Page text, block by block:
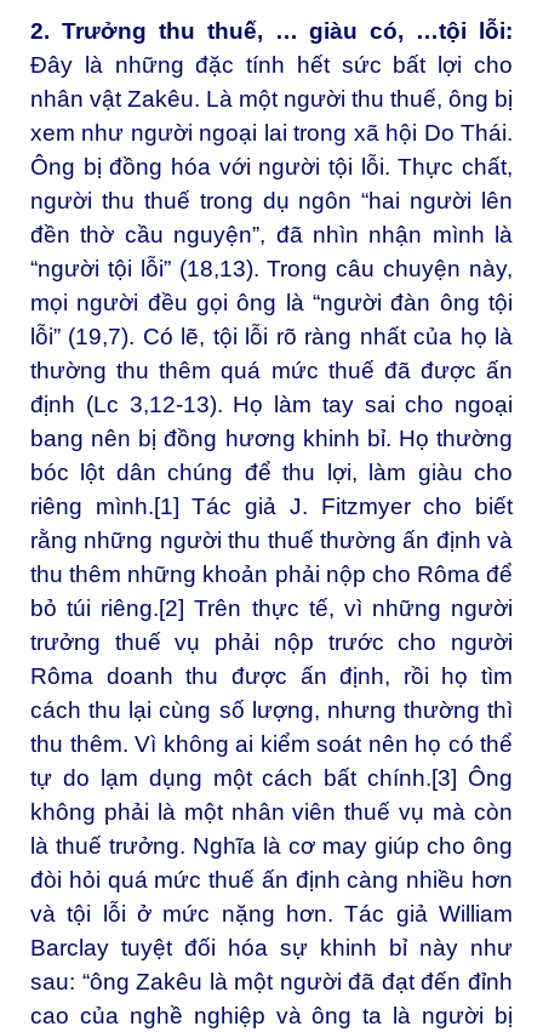
2. Trưởng thu thuế, … giàu có, …tội lỗi:
Đây là những đặc tính hết sức bất lợi cho
nhân vật Zakêu. Là một người thu thuế, ông bị
xem như người ngoại lai trong xã hội Do Thái.
Ông bị đồng hóa với người tội lỗi. Thực chất,
người thu thuế trong dụ ngôn “hai người lên
đền thờ cầu nguyện”, đã nhìn nhận mình là
“người tội lỗi” (18,13). Trong câu chuyện này,
mọi người đều gọi ông là “người đàn ông tội
lỗi” (19,7). Có lẽ, tội lỗi rõ ràng nhất của họ là
thường thu thêm quá mức thuế đã được ấn
định (Lc 3,12-13). Họ làm tay sai cho ngoại
bang nên bị đồng hương khinh bỉ. Họ thường
bóc lột dân chúng để thu lợi, làm giàu cho
riêng mình.[1] Tác giả J. Fitzmyer cho biết
rằng những người thu thuế thường ấn định và
thu thêm những khoản phải nộp cho Rôma để
bỏ túi riêng.[2] Trên thực tế, vì những người
trưởng thuế vụ phải nộp trước cho người
Rôma doanh thu được ấn định, rồi họ tìm
cách thu lại cùng số lượng, nhưng thường thì
thu thêm. Vì không ai kiểm soát nên họ có thể
tự do lạm dụng một cách bất chính.[3] Ông
không phải là một nhân viên thuế vụ mà còn
là thuế trưởng. Nghĩa là cơ may giúp cho ông
đòi hỏi quá mức thuế ấn định càng nhiều hơn
và tội lỗi ở mức nặng hơn. Tác giả William
Barclay tuyệt đối hóa sự khinh bỉ này như
sau: “ông Zakêu là một người đã đạt đến đỉnh
cao của nghề nghiệp và ông ta là người bị